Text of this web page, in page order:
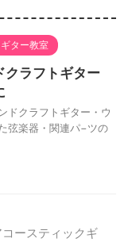
ター教室
クラフトギター
ドクラフトギター・ウ
弦楽器・関連パ−ツの
コースティックギ